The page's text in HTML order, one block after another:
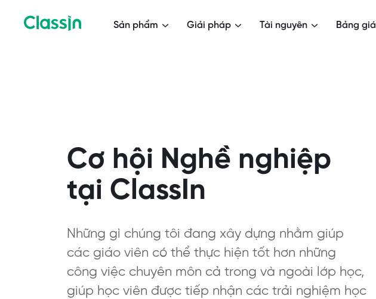
Sản phẩm Giải pháp Tài nguyên Bảng giá
Cơ hội Nghề nghiệp
tại ClassIn
Những gì chúng tôi đang xây dựng nhằm giúp
các giáo viên có thể thực hiện tốt hơn những
công việc chuyên môn cả trong và ngoài lớp học,
giúp học viên được tiếp nhận các trải nghiệm học